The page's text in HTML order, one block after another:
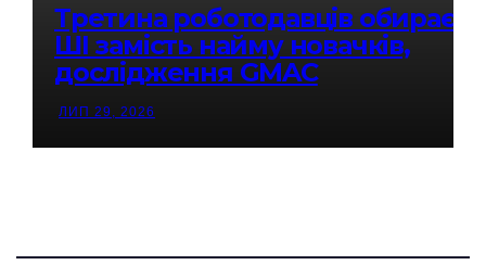
Третина роботодавців обирає
ШІ замість найму новачків,
дослідження GMAC
ЛИП 29, 2026